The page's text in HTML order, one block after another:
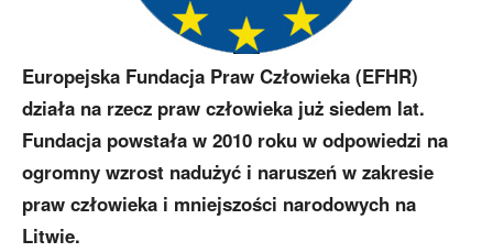
Europejska Fundacja Praw Człowieka (EFHR)
działa na rzecz praw człowieka już siedem lat.
Fundacja powstała w 2010 roku w odpowiedzi na
ogromny wzrost nadużyć i naruszeń w zakresie
praw człowieka i mniejszości narodowych na
Litwie.